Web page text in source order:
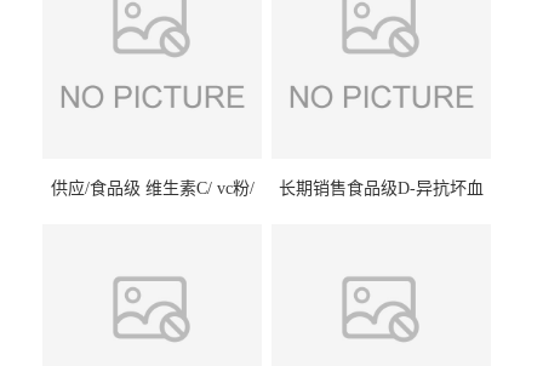
供应/食品级 维生素C/ vc粉/
长期销售食品级D-异抗坏血